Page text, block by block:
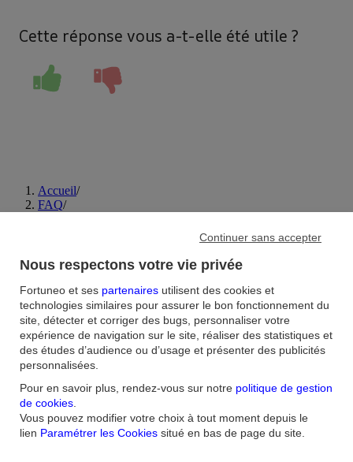
Cette réponse vous a-t-elle été utile ?
Accueil/
FAQ/
Peut-on transférer un PER ou un ancien dispositif de retraite
Aide et contact
FAQNous contacter / RéclamationsFormulairesAccessibilité : non
conformeSécurité Plan du site
Nous connaitre
Qui sommes-nous ? Banque la moins chère Nos récompenses
engagements RSE
Recrutement Espace Presse
Informations réglementaires
Nous respectons votre vie privée
Fortuneo et ses partenaires utilisent des cookies et
technologies similaires pour assurer le bon fonctionnement du
site, détecter et corriger des bugs, personnaliser votre
expérience de navigation sur le site, réaliser des statistiques et
des études d’audience ou d’usage et présenter des publicités
personnalisées.
Pour en savoir plus, rendez-vous sur notre politique de gestion
de cookies.
Vous pouvez modifier votre choix à tout moment depuis le
lien Paramétrer les Cookies situé en bas de page du site.
Continuer sans accepter